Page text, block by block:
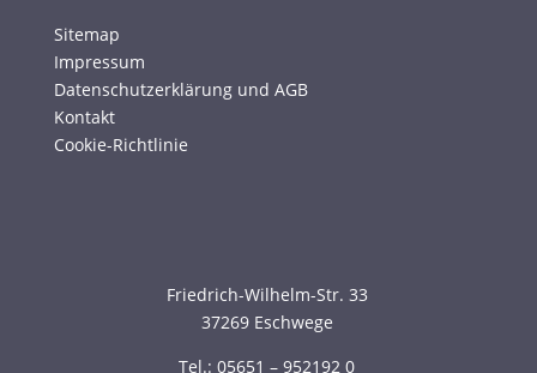
Sitemap
Impressum
Datenschutzerklärung und AGB
Kontakt
Cookie-Richtlinie
Friedrich-Wilhelm-Str. 33
37269 Eschwege
Tel.: 05651 – 952192 0